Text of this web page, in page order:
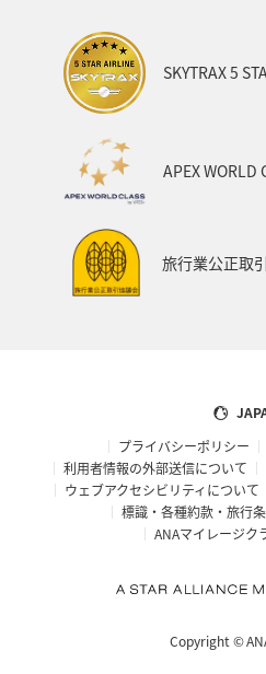
SKYTRAX 5
APEX WORLD
旅行業公正取
プライバシーポリシー
利用者情報の外部送信について
ウェブアクセシビリティについて
標識・各種約款・旅行
ANAマイレージク
Copyright ©